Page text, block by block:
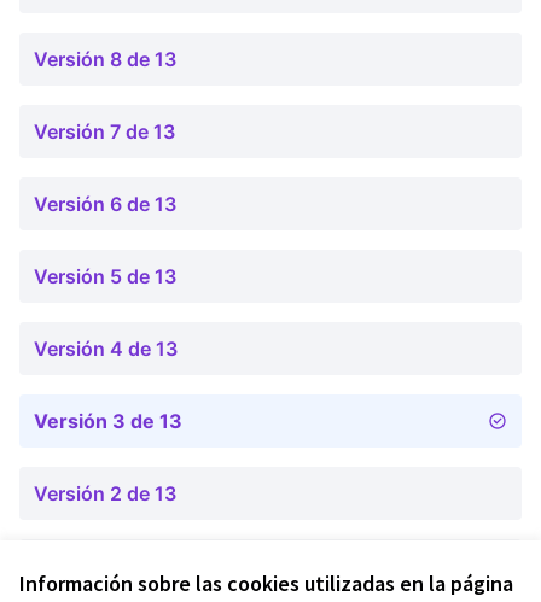
Información sobre las cookies utilizadas en la página
Versión 8 de 13
Versión 7 de 13
Versión 6 de 13
Versión 5 de 13
Versión 4 de 13
Versión 3 de 13
Versión 2 de 13